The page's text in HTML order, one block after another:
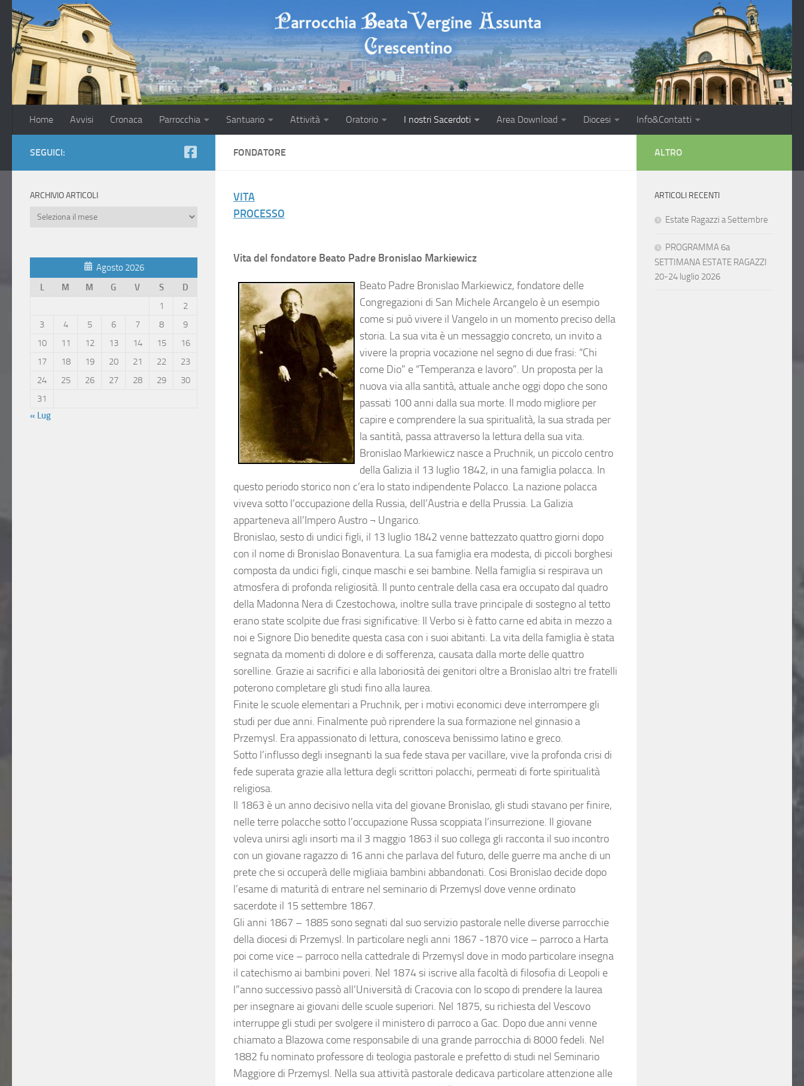
Salta al contenuto
Home Avvisi Cronaca Parrocchia Santuario Attività Oratorio I nostri Sacerdoti Area Download Diocesi Info&Contatti
FONDATORE
VITA
PROCESSO
Vita del fondatore Beato Padre Bronislao Markiewicz
Beato Padre Bronislao Markiewicz, fondatore delle
Congregazioni di San Michele Arcangelo è un esempio
come si può vivere il Vangelo in un momento preciso della
storia. La sua vita è un messaggio concreto, un invito a
vivere la propria vocazione nel segno di due frasi: “Chi
come Dio” e “Temperanza e lavoro”. Un proposta per la
nuova via alla santità, attuale anche oggi dopo che sono
passati 100 anni dalla sua morte. Il modo migliore per
capire e comprendere la sua spiritualità, la sua strada per
la santità, passa attraverso la lettura della sua vita.
Bronislao Markiewicz nasce a Pruchnik, un piccolo centro
della Galizia il 13 luglio 1842, in una famiglia polacca. In
questo periodo storico non c’era lo stato indipendente Polacco. La nazione polacca
viveva sotto l’occupazione della Russia, dell’Austria e della Prussia. La Galizia
apparteneva all’Impero Austro ¬ Ungarico.
Bronislao, sesto di undici figli, il 13 luglio 1842 venne battezzato quattro giorni dopo
con il nome di Bronislao Bonaventura. La sua famiglia era modesta, di piccoli borghesi
composta da undici figli, cinque maschi e sei bambine. Nella famiglia si respirava un
atmosfera di profonda religiosità. Il punto centrale della casa era occupato dal quadro
della Madonna Nera di Czestochowa, inoltre sulla trave principale di sostegno al tetto
erano state scolpite due frasi significative: Il Verbo si è fatto carne ed abita in mezzo a
noi e Signore Dio benedite questa casa con i suoi abitanti. La vita della famiglia è stata
segnata da momenti di dolore e di sofferenza, causata dalla morte delle quattro
sorelline. Grazie ai sacrifici e alla laboriosità dei genitori oltre a Bronislao altri tre fratelli
poterono completare gli studi fino alla laurea.
Finite le scuole elementari a Pruchnik, per i motivi economici deve interrompere gli
studi per due anni. Finalmente può riprendere la sua formazione nel ginnasio a
Przemysl. Era appassionato di lettura, conosceva benissimo latino e greco.
Sotto l’influsso degli insegnanti la sua fede stava per vacillare, vive la profonda crisi di
fede superata grazie alla lettura degli scrittori polacchi, permeati di forte spiritualità
religiosa.
Il 1863 è un anno decisivo nella vita del giovane Bronislao, gli studi stavano per finire,
nelle terre polacche sotto l’occupazione Russa scoppiata l’insurrezione. Il giovane
voleva unirsi agli insorti ma il 3 maggio 1863 il suo collega gli racconta il suo incontro
con un giovane ragazzo di 16 anni che parlava del futuro, delle guerre ma anche di un
prete che si occuperà delle migliaia bambini abbandonati. Cosi Bronislao decide dopo
l’esame di maturità di entrare nel seminario di Przemysl dove venne ordinato
sacerdote il 15 settembre 1867.
Gli anni 1867 – 1885 sono segnati dal suo servizio pastorale nelle diverse parrocchie
della diocesi di Przemysl. In particolare negli anni 1867 -1870 vice – parroco a Harta
poi come vice – parroco nella cattedrale di Przemysl dove in modo particolare insegna
il catechismo ai bambini poveri. Nel 1874 si iscrive alla facoltà di filosofia di Leopoli e
l”anno successivo passò all’Università di Cracovia con lo scopo di prendere la laurea
per insegnare ai giovani delle scuole superiori. Nel 1875, su richiesta del Vescovo
interruppe gli studi per svolgere il ministero di parroco a Gac. Dopo due anni venne
chiamato a Blazowa come responsabile di una grande parrocchia di 8000 fedeli. Nel
1882 fu nominato professore di teologia pastorale e prefetto di studi nel Seminario
Maggiore di Przemysl. Nella sua attività pastorale dedicava particolare attenzione alle
SEGUICI:
ARCHIVIO ARTICOLI
Archivio
Agosto 2026
L
M M G V S
D
1
2
3
4 5 6 7 8
9
10
11 12 13 14 15
16
17
18 19 20 21 22
23
24
25 26 27 28 29
30
31
« Lug
ALTRO
ARTICOLI RECENTI
Estate Ragazzi a Settembre
PROGRAMMA 6a
SETTIMANA ESTATE RAGAZZI
20-24 luglio 2026